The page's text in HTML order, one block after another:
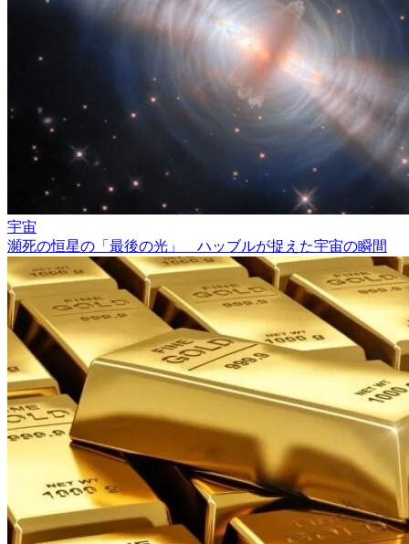
宇宙
瀕死の恒星の「最後の光」 ハッブルが捉えた宇宙の瞬間